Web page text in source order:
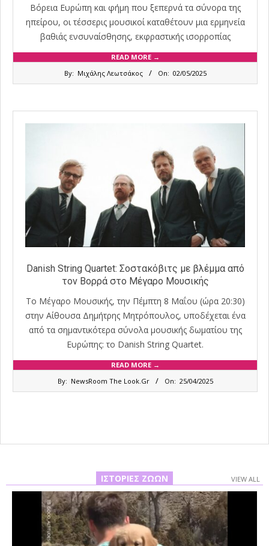
Βόρεια Ευρώπη και φήμη που ξεπερνά τα σύνορα της
ηπείρου, οι τέσσερις μουσικοί καταθέτουν μια ερμηνεία
βαθιάς ενσυναίσθησης, εκφραστικής ισορροπίας
READ MORE →
By: Μιχάλης Λεωτσάκος On: 02/05/2025
Danish String Quartet: Σοστακόβιτς με βλέμμα από
τον Βορρά στο Μέγαρο Μουσικής
Το Μέγαρο Μουσικής, την Πέμπτη 8 Μαΐου (ώρα 20:30)
στην Αίθουσα Δημήτρης Μητρόπουλος, υποδέχεται ένα
από τα σημαντικότερα σύνολα μουσικής δωματίου της
Ευρώπης: το Danish String Quartet.
READ MORE →
By: NewsRoom The Look.Gr On: 25/04/2025
ΙΣΤΟΡΊΕΣ ΖΏΩΝ VIEW ALL